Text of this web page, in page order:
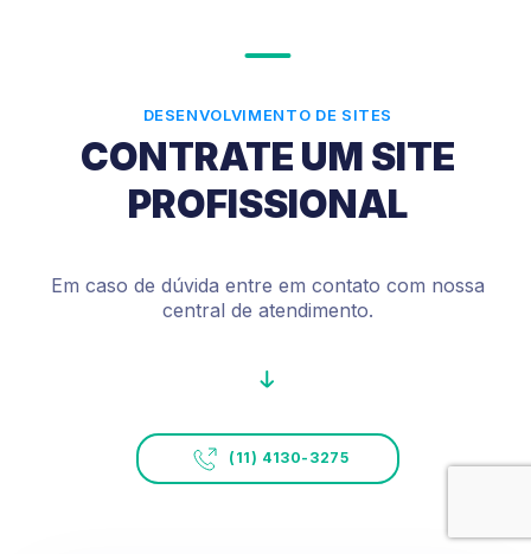
DESENVOLVIMENTO DE SITES
CONTRATE UM SITE
PROFISSIONAL
Em caso de dúvida entre em contato com nossa
central de atendimento.
(11) 4130-3275